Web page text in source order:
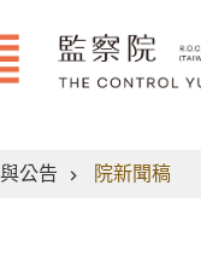
公告 院新聞稿